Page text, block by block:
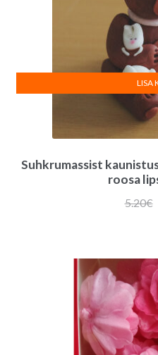
Suhkrumassist
roosa
5.20€
LISA